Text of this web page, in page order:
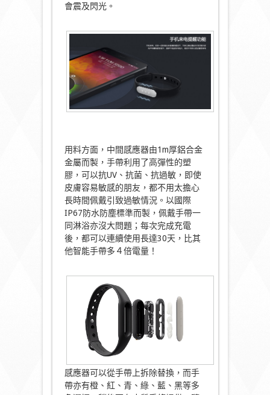
會震及閃光。
用料方面，中間感應器由1m厚鋁合金
金屬而製，手帶利用了高彈性的塑
膠，可以抗UV、抗菌、抗過敏，即使
皮膚容易敏感的朋友，都不用太擔心
長時間佩戴引致過敏情況。以國際
IP67防水防塵標準而製，佩戴手帶一
同淋浴亦沒大問題；每次完成充電
後，都可以連續使用長達30天，比其
他智能手帶多４倍電量！
感應器可以從手帶上拆除替換，而手
帶亦有橙、紅、青、綠、藍、黑等多